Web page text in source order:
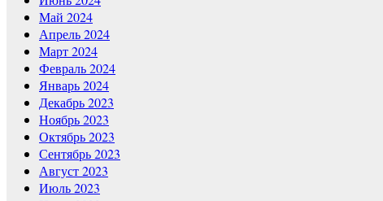
Май 2024
Апрель 2024
Март 2024
Февраль 2024
Январь 2024
Декабрь 2023
Ноябрь 2023
Октябрь 2023
Сентябрь 2023
Август 2023
Июль 2023